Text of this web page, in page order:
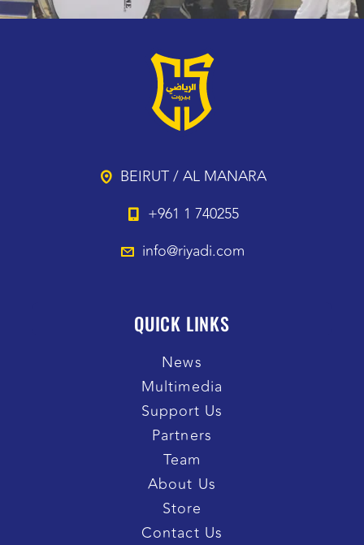
BEIRUT / AL MANARA
+961 1 740255
info@riyadi.com
QUICK LINKS
News
Multimedia
Support Us
Partners
Team
About Us
Store
Contact Us